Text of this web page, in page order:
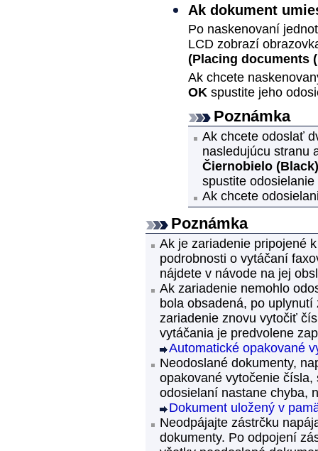
Ak dokument
Po naskenovaní
LCDzobrazí
(Placing documents
Ak chcete
OKspustite jeho
Poznámka
Ak chcete odoslať
nasledujúcu stranu
Čiernobielo (Black)
spustite
Ak chcete
Poznámka
Ak je zariadenie pripojené
podrobnosti o vytáčaní
nájdete v návode na jej
Ak zariadenie nemohlo
bola obsadená, po
zariadenie znovu vytočiť
vytáčania je predvolene
Automatické opakované
Neodoslané dokumenty,
opakované vytočenie
odosielaní nastane chyba,
Dokument uložený v
Neodpájajte zástrčku
dokumenty. Po odpojení